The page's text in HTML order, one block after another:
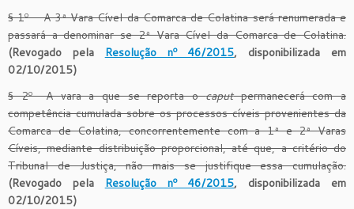
§ 1º – A 3ª Vara Cível da Comarca de Colatina será renumerada e
passará a denominar-se 2ª Vara Cível da Comarca de Colatina.
(Revogado pela Resolução nº 46/2015, disponibilizada em
02/10/2015)
§ 2º- A vara a que se reporta ocaputpermanecerá com a
competência cumulada sobre os processos cíveis provenientes da
Comarca de Colatina, concorrentemente com a 1ª e 2ª Varas
Cíveis, mediante distribuição proporcional, até que, a critério do
Tribunal de Justiça, não mais se justifique essa cumulação.
(Revogado pela Resolução nº 46/2015, disponibilizada em
02/10/2015)